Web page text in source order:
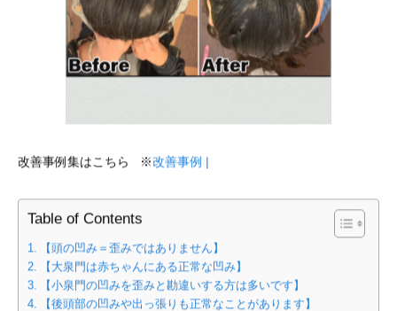
改善事例集はこちら ※改善事例 |
Table of Contents
【頭の凹み＝歪みではありません】
【大泉門は赤ちゃんにある正常な凹み】
【小泉門の凹みを歪みと勘違いする方は多いです】
【後頭部の凹みや出っ張りも正常なことがあります】